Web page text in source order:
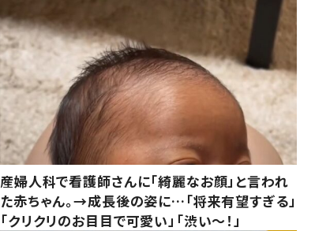
産婦人科で看護師さんに「綺麗なお顔」と言われ
た赤ちゃん。→成長後の姿に…「将来有望すぎる」
「クリクリのお目目で可愛い」「渋い～！」